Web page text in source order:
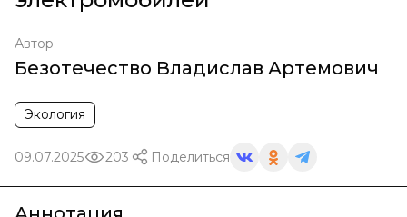
Автор
Безотечество Владислав Артемович
Экология
09.07.2025 203 Поделиться